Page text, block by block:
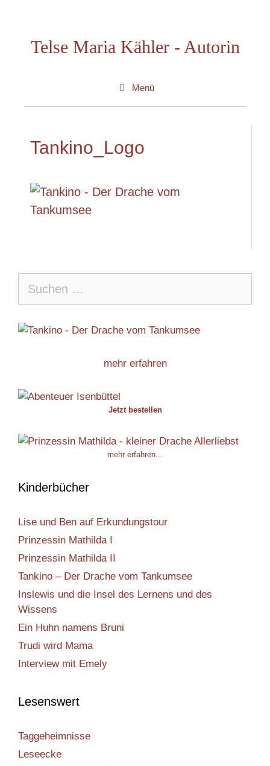
springenTelse Maria Kähler - Autorin
Menü
Tankino_Logo
nach:
mehr erfahren
Jetzt bestellen
mehr erfahren...
Kinderbücher
Lise und Ben auf Erkundungstour
Prinzessin Mathilda I
Prinzessin Mathilda II
Tankino – Der Drache vom Tankumsee
Inslewis und die Insel des Lernens und des
Wissens
Ein Huhn namens Bruni
Trudi wird Mama
Interview mit Emely
Lesenswert
Taggeheimnisse
Leseecke